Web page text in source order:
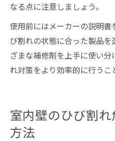
なる点に注意しましょう。
使用前にはメーカーの説明
び割れの状態に合った製品を
ざまな補修剤を上手に使い
れ対策をより効率的に行うこ
室内壁のひび割
方法